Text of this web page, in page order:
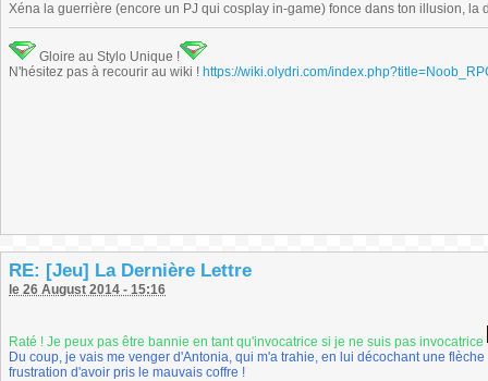
Xéna la guerrière (encore un PJ qui cosplay in-game) fonce dans ton illusion, la
Gloire au Stylo Unique !
N'hésitez pas à recourir au wiki ! https://wiki.olydri.com/
RE: [Jeu] La Dernière Lettre
le 26 August 2014 - 15:16
Raté ! Je peux pas être bannie en tant qu'invocatrice si je ne suis pas invocatrice
Du coup, je vais me venger d'Antonia, qui m'a trahie, en lui décochant une
frustration d'avoir pris le mauvais coffre !